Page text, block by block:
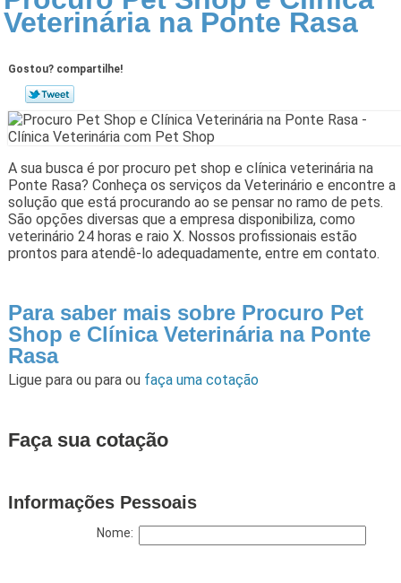
Veterinária na Ponte Rasa
Gostou? compartilhe!
A sua busca é por procuro pet shop e clínica veterinária na
Ponte Rasa? Conheça os serviços da Veterinário e encontre a
solução que está procurando ao se pensar no ramo de pets.
São opções diversas que a empresa disponibiliza, como
veterinário 24 horas e raio X. Nossos profissionais estão
prontos para atendê-lo adequadamente, entre em contato.
Para saber mais sobre Procuro Pet
Shop e Clínica Veterinária na Ponte
Rasa
Ligue para ou para ou faça uma cotação
Faça sua cotação
Informações Pessoais
Nome: